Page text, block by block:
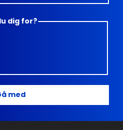
dig for?
med